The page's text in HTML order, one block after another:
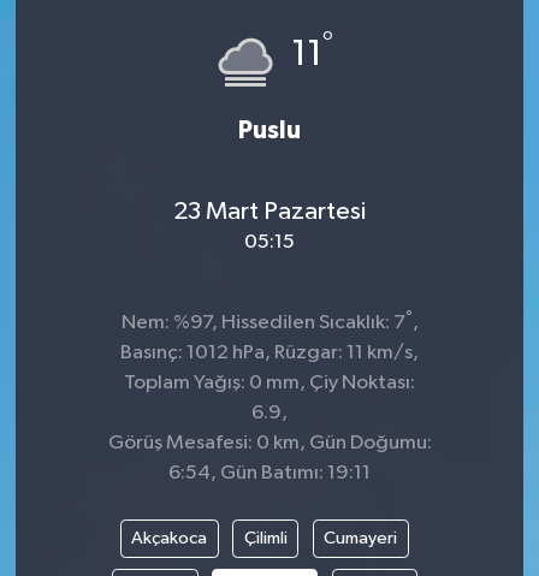
11°
Puslu
23 Mart Pazartesi
05:15
Nem: %97, Hissedilen Sıcaklık: 7° ,
Basınç: 1012 hPa, Rüzgar: 11 km/s,
Toplam Yağış: 0 mm, Çiy Noktası:
6.9,
Görüş Mesafesi: 0 km, Gün Doğumu:
6:54, Gün Batımı: 19:11
Akçakoca Çilimli Cumayeri
Magazin
Günün Haberleri
Yazarlarımız